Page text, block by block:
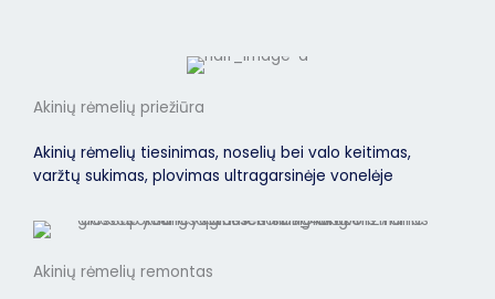
Akinių rėmelių priežiūra
Akinių rėmelių tiesinimas, noselių bei valo keitimas,
varžtų sukimas, plovimas ultragarsinėje vonelėje
Akinių rėmelių remontas